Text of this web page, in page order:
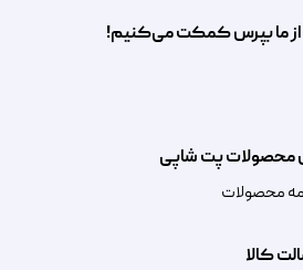
کالا
محصولات پت شاپی
محصولات
از ما بپرس کمکت می‌کنیم!